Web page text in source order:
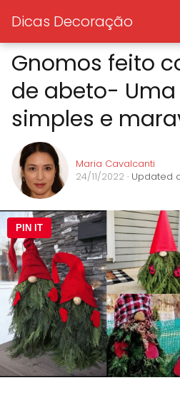
Dicas Decoração
Gnomos feito
de abeto-
simples e
Maria Cavalcanti
24/11/2022 · Updated
PIN IT